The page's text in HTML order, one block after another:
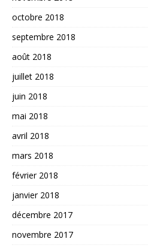
octobre 2018
septembre 2018
août 2018
juillet 2018
juin 2018
mai 2018
avril 2018
mars 2018
février 2018
janvier 2018
décembre 2017
novembre 2017